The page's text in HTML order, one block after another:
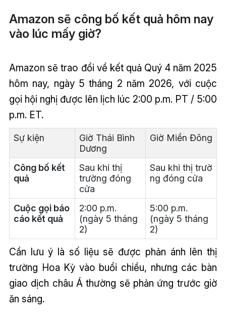
Amazon sẽ công bố kết quả hôm nay
vào lúc mấy giờ?
Amazon sẽ trao đổi về kết quả Quý 4 năm 2025
hôm nay, ngày 5 tháng 2 năm 2026, với cuộc
gọi hội nghị được lên lịch lúc 2:00 p.m. PT / 5:00
p.m. ET.
Sự kiện
Giờ Thái Bình
Dương
Giờ Miền Đông
Công bố kết
quả
Sau khi thị
trường đóng
cửa
Sau khi thị trườ
ng đóng cửa
Cuộc gọi báo
cáo kết quả
2:00 p.m.
(ngày 5 tháng
2)
5:00 p.m.
(ngày 5 tháng
2)
Cần lưu ý là số liệu sẽ được phản ánh lên thị
trường Hoa Kỳ vào buổi chiều, nhưng các bàn
giao dịch châu Á thường sẽ phản ứng trước giờ
ăn sáng.